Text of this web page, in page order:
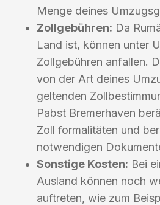
Menge deines
Zollgebühren: Da
Land ist, können unter
Zollgebühren anfallen.
von der Art deines
geltenden
Pabst Bremerhaven
Zoll formalitäten und
notwendigen
Sonstige Kosten: Bei
Ausland können noch
auftreten, wie zum